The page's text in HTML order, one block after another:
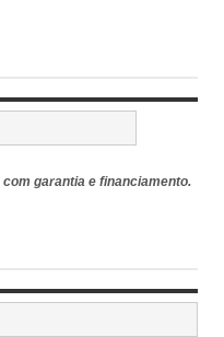
garantia e financiamento.